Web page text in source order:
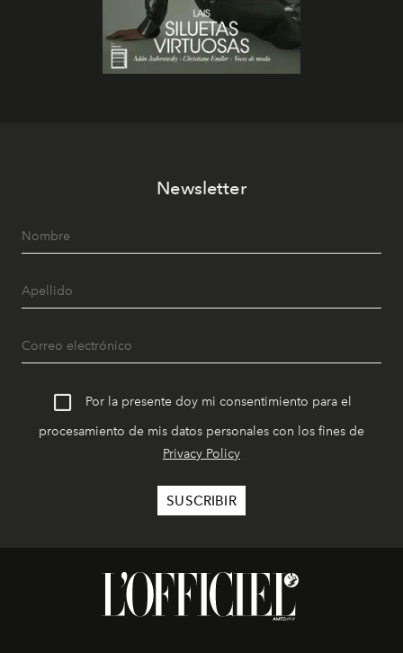
Newsletter
Por la presente doy mi consentimiento para el
procesamiento de mis datos personales con los fines de
Privacy Policy